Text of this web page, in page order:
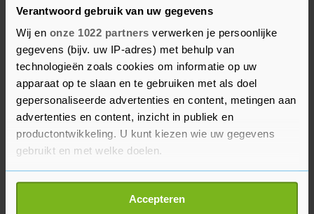
Verantwoord gebruik van uw gegevens
Wij en onze 1022 partners verwerken je persoonlijke
gegevens (bijv. uw IP-adres) met behulp van
technologieën zoals cookies om informatie op uw
apparaat op te slaan en te gebruiken met als doel
gepersonaliseerde advertenties en content, metingen aan
advertenties en content, inzicht in publiek en
productontwikkeling. U kunt kiezen wie uw gegevens
gebruikt en met welke doelen.
Als u het toestaat, willen we ook graag:
Informatie verzamelen over uw geografische
Accepteren
buitenkant van de paal. Na mogelijkheden voor
Daly en Keira Walsh was het vervolgens Russo
die Engeland op voorsprong schoot. De
aanvalster profiteerde van matig verdedigen en
mikte de bal in de verre hoek.
Engeland treft in de halve eindstrijd gastland
Australië, dat eerder op zaterdag Frankrijk na
strafschoppen uitschakelde.